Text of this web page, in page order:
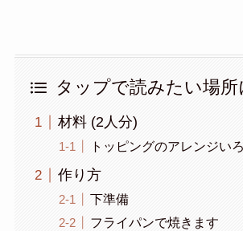
タップで読みたい場
材料 (2人分)
トッピングのアレンジい
作り方
下準備
フライパンで焼きます